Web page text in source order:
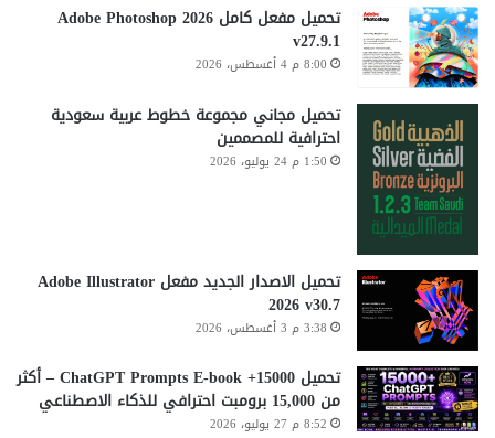
تحميل مفعل كامل Adobe Photoshop 2026
v27.9.1
8:00 م 4 أغسطس، 2026
تحميل مجاني مجموعة خطوط عربية سعودية
احترافية للمصممين
1:50 م 24 يوليو، 2026
تحميل الاصدار الجديد مفعل Adobe Illustrator
2026 v30.7
3:38 م 3 أغسطس، 2026
تحميل 15000+ ChatGPT Prompts E-book – أكثر
من 15,000 برومبت احترافي للذكاء الاصطناعي
8:52 م 27 يوليو، 2026